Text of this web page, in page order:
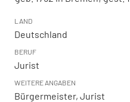
LAND
Deutschland
BERUF
Jurist
WEITERE ANGABEN
Bürgermeister, Jurist